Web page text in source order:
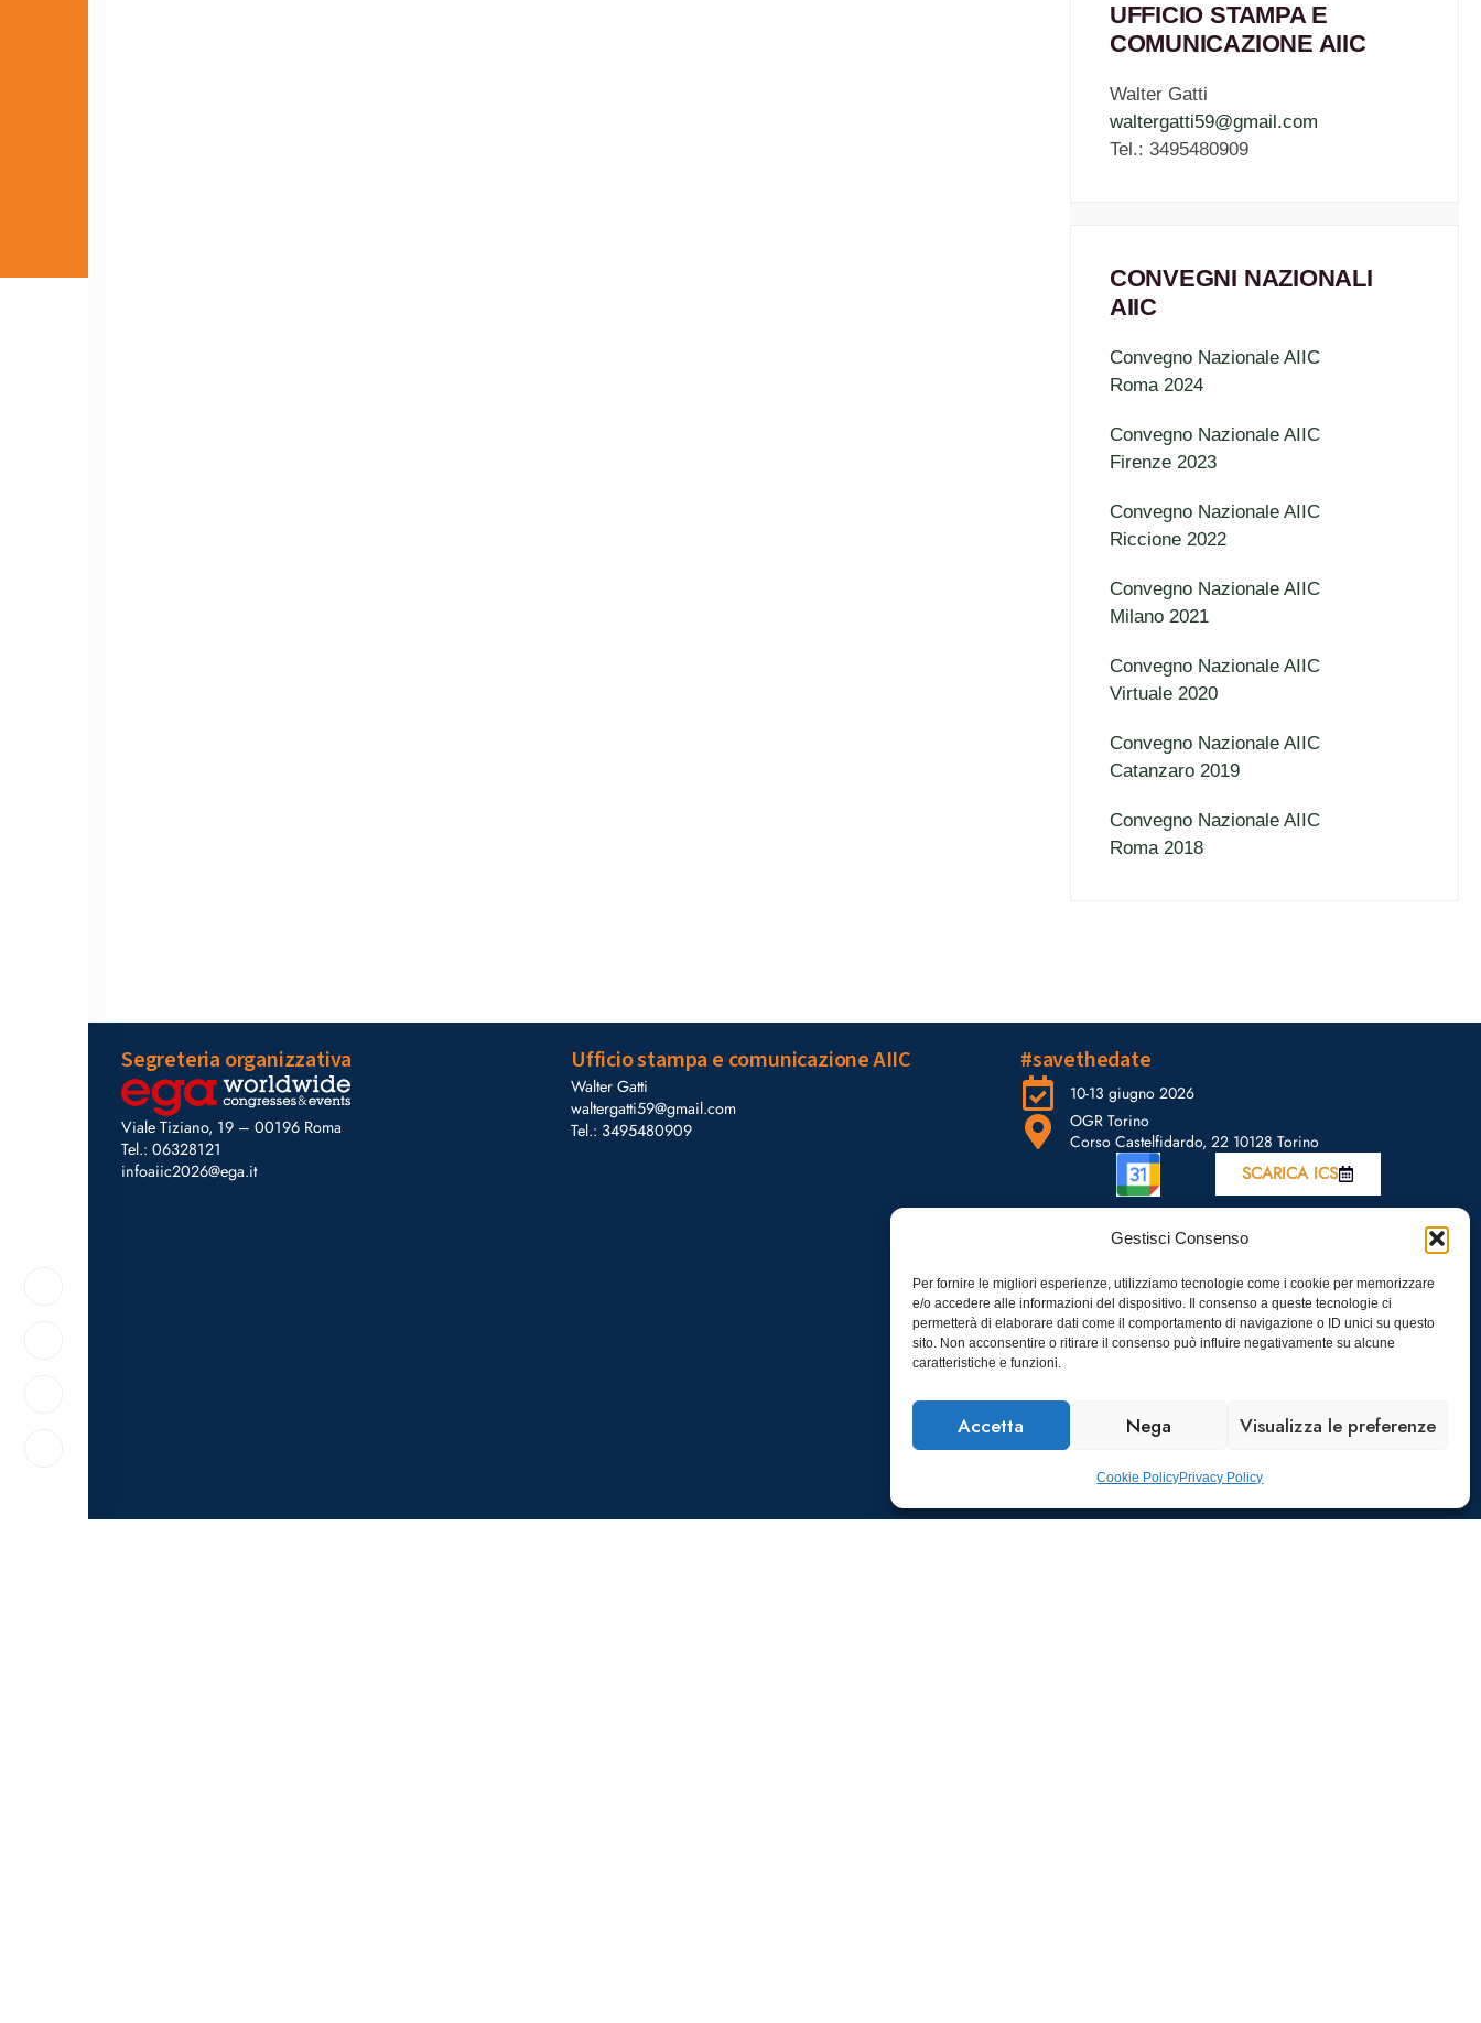
Gestisci Consenso
Per fornire le migliori esperienze, utilizziamo tecnologie come i cookie per memorizzare
e/o accedere alle informazioni del dispositivo. Il consenso a queste tecnologie ci
permetterà di elaborare dati come il comportamento di navigazione o ID unici su questo
sito. Non acconsentire o ritirare il consenso può influire negativamente su alcune
caratteristiche e funzioni.
Accetta Nega Visualizza le preferenze
Cookie PolicyPrivacy Policy
UFFICIO STAMPA E
COMUNICAZIONE AIIC
Walter Gatti
waltergatti59@gmail.com
Tel.: 3495480909
CONVEGNI NAZIONALI
AIIC
Convegno Nazionale AIIC
Roma 2024
Convegno Nazionale AIIC
Firenze 2023
Convegno Nazionale AIIC
Riccione 2022
Convegno Nazionale AIIC
Milano 2021
Convegno Nazionale AIIC
Virtuale 2020
Convegno Nazionale AIIC
Catanzaro 2019
Convegno Nazionale AIIC
Roma 2018
Segreteria organizzativa
Viale Tiziano, 19 – 00196 Roma
Tel.: 06328121
infoaiic2026@ega.it
Ufficio stampa e comunicazione AIIC
Walter Gatti
waltergatti59@gmail.com
Tel.: 3495480909
#savethedate
10-13 giugno 2026
OGR Torino
Corso Castelfidardo, 22 10128 Torino
SCARICA ICS